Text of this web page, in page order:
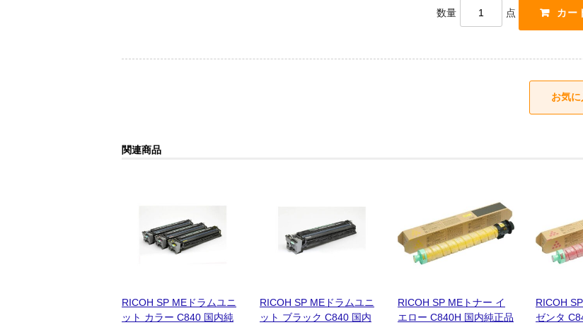
数量 点
関連商品
RICOH SP MEドラムユニ
ット カラー C840 国内純
RICOH SP MEドラムユニ
ット ブラック C840 国内
RICOH SP MEトナー イ
エロー C840H 国内純正品
RICOH
ゼンタ